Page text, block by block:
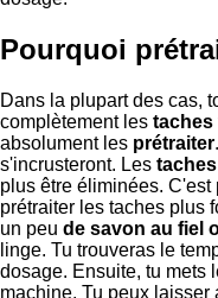
Pourquoi
Dans la plupart des cas,
complètement les taches
absolument les prétraiter
s'incrusteront. Les taches
plus être éliminées.
prétraiter les taches plus
un peu de savon au fiel
linge. Tu trouveras le
dosage. Ensuite, tu mets
machine. Tu peux